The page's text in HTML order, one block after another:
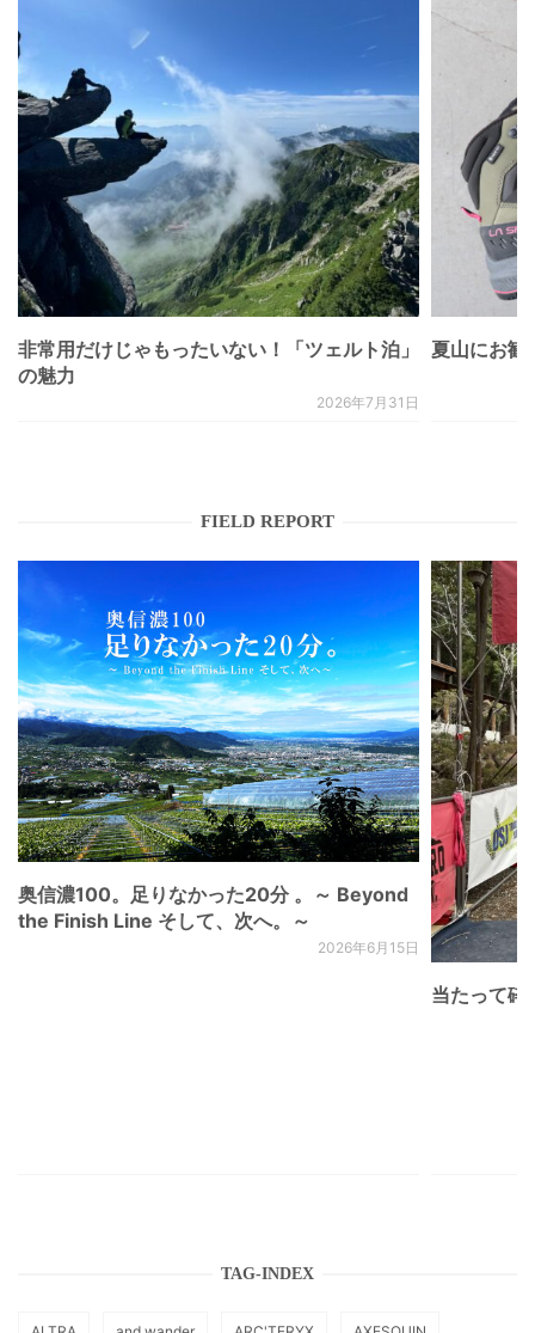
非常用だけじゃもったいない！「ツェルト泊」
の魅力
2026年7月31日
夏山にお
FIELD REPORT
奥信濃100。足りなかった20分 。～ Beyond
the Finish Line そして、次へ。～
2026年6月15日
当たって砕
TAG-INDEX